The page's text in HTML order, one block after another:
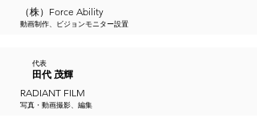
（株）Force Ability
動画制作、ビジョンモニター設置
代表
田代 茂輝
RADIANT FILM
写真・動画撮影、編集